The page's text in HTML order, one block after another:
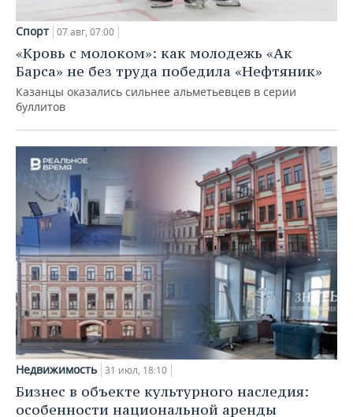
Спорт 07 авг, 07:00
«Кровь с молоком»: как молодежь «Ак
Барса» не без труда победила «Нефтяник»
Казанцы оказались сильнее альметьевцев в серии
буллитов
Недвижимость 31 июл, 18:10
Бизнес в объекте культурного наследия:
особенности национальной аренды